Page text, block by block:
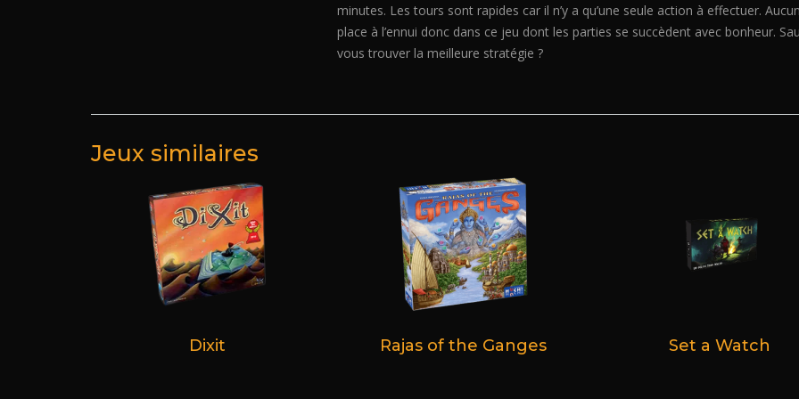
minutes. Les tours sont rapides car il n’y a qu’une seule action à effectuer.
place à l’ennui donc dans ce jeu dont les parties se succèdent avec bonheur.
vous trouver la meilleure stratégie ?
Jeux similaires
Dixit Rajas of the Ganges Set a Watch